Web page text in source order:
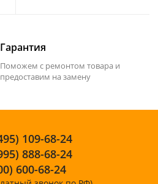
Гарантия
Поможем с ремонтом товара и
предоставим на замену
109-68-24
888-68-24
600-68-24